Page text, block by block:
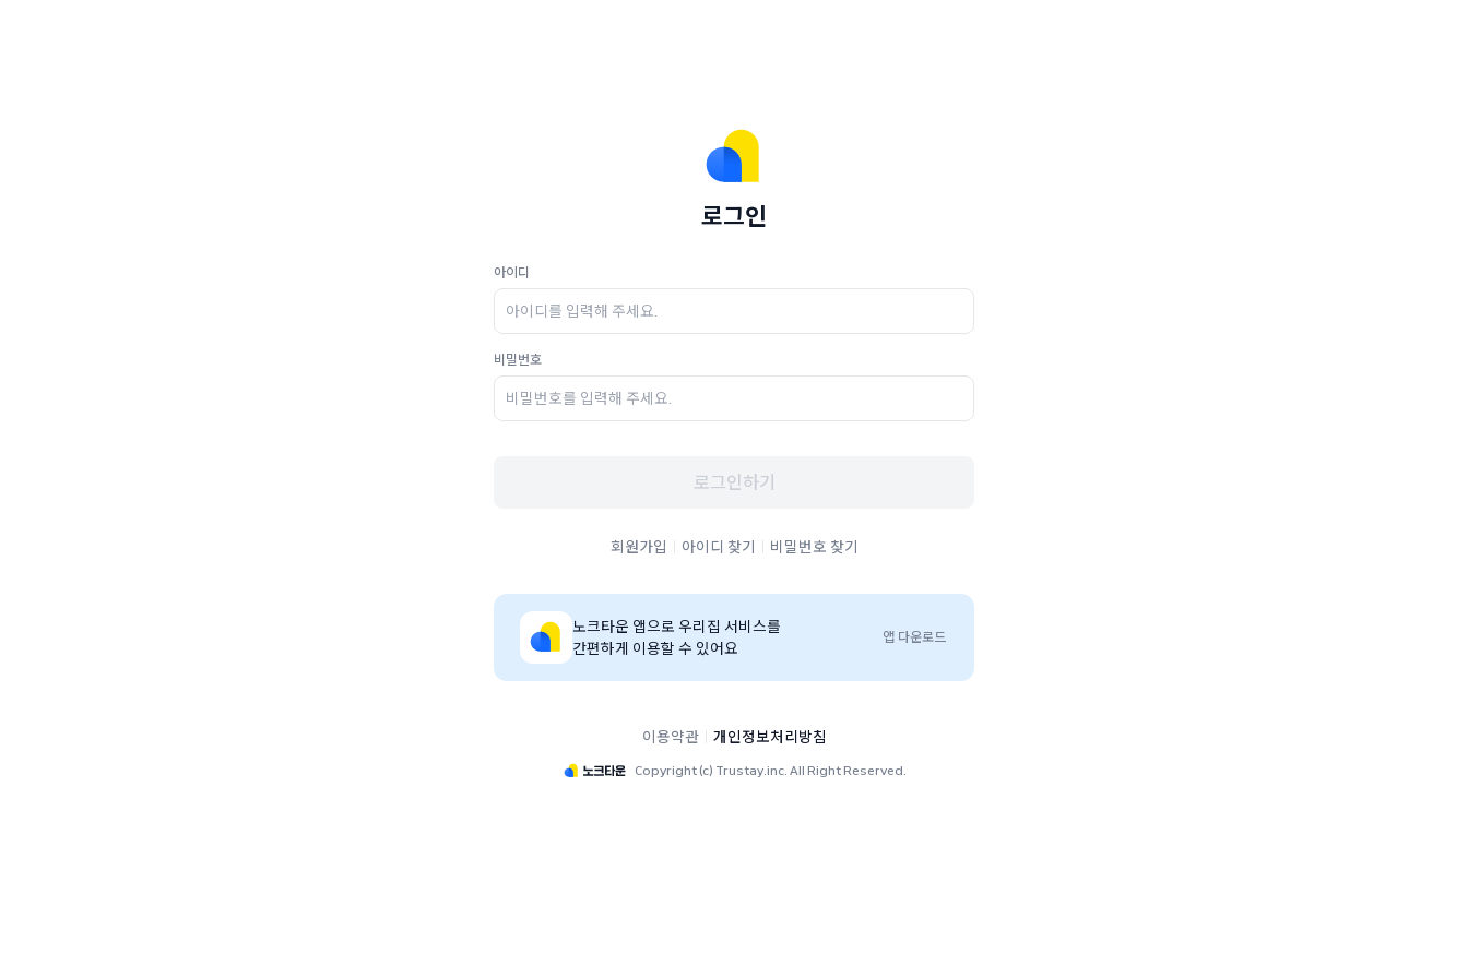
로그인
아이디
비밀번호
로그인하기
회원가입 아이디 찾기 비밀번호 찾기
노크타운 앱으로 우리집 서비스를
간편하게 이용할 수 있어요
앱 다운로드
이용약관 개인정보처리방침
Copyright (c) Trustay.inc. All Right Reserved.